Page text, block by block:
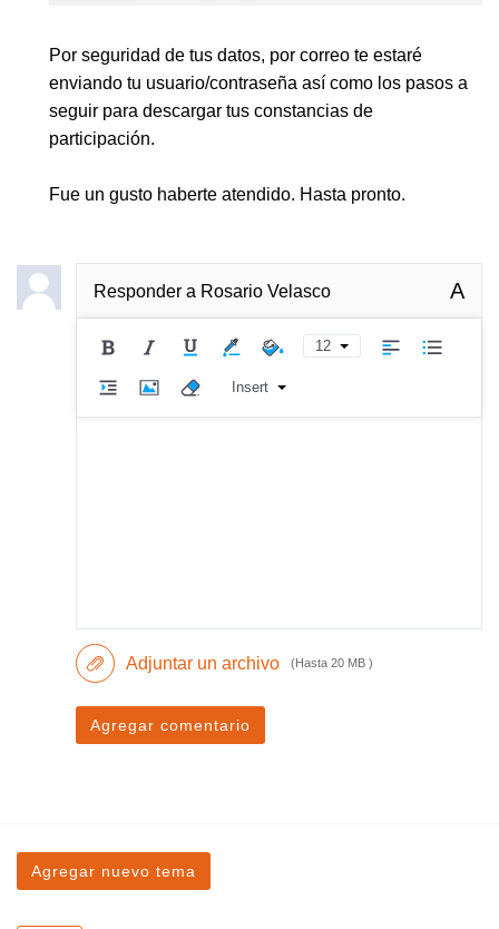
Por seguridad de tus datos, por correo te estaré
enviando tu usuario/contraseña así como los pasos a
seguir para descargar tus constancias de
participación.
Fue un gusto haberte atendido. Hasta pronto.
Responder a Rosario Velasco A
12
Insert
Adjuntar un archivo (Hasta 20 MB )
Agregar comentario
Agregar nuevo tema